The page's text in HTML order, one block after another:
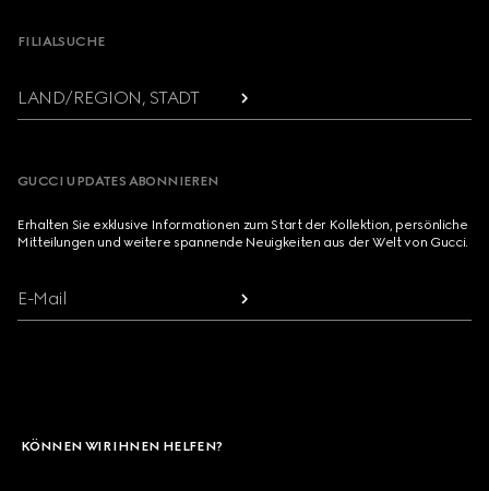
FILIALSUCHE
LAND/REGION, STADT
GUCCI UPDATES ABONNIEREN
Erhalten Sie exklusive Informationen zum Start der Kollektion, persönliche
Mitteilungen und weitere spannende Neuigkeiten aus der Welt von Gucci.
E-Mail
KÖNNEN WIR IHNEN HELFEN?